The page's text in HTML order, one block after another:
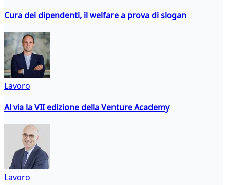
Cura dei dipendenti, il welfare a prova di slogan
Lavoro
Al via la VII edizione della Venture Academy
Lavoro